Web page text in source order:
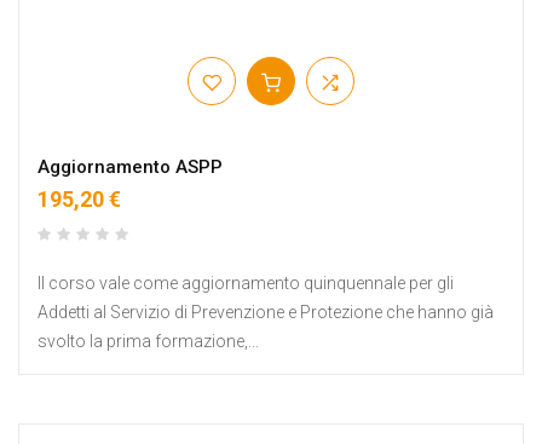
Aggiornamento ASPP
195,20 €
Il corso vale come aggiornamento quinquennale per gli
Addetti al Servizio di Prevenzione e Protezione che hanno già
svolto la prima formazione,...